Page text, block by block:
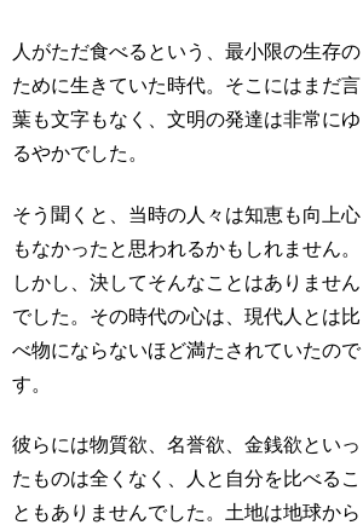
人がただ食べるという、最小限の生存の
ために生きていた時代。そこにはまだ言
葉も文字もなく、文明の発達は非常にゆ
るやかでした。
そう聞くと、当時の人々は知恵も向上心
もなかったと思われるかもしれません。
しかし、決してそんなことはありません
でした。その時代の心は、現代人とは比
べ物にならないほど満たされていたので
す。
彼らには物質欲、名誉欲、金銭欲といっ
たものは全くなく、人と自分を比べるこ
ともありませんでした。土地は地球から